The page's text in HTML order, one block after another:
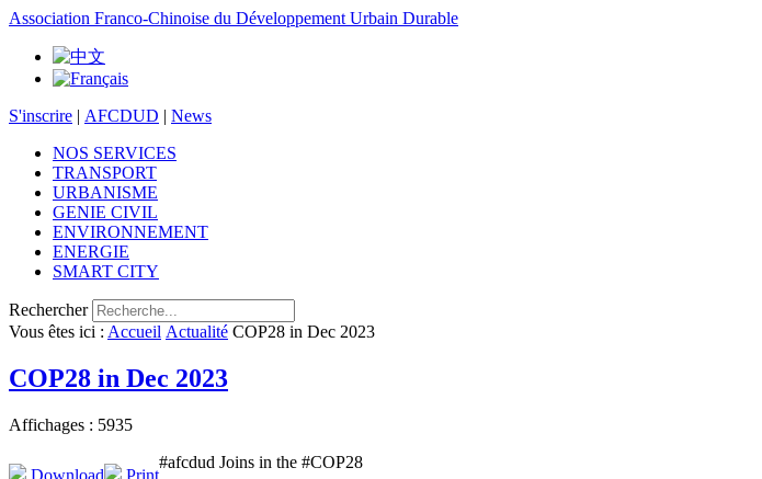
Association Franco-Chinoise du Développement Urbain Durable
S'inscrire | AFCDUD | News
NOS SERVICES
TRANSPORT
URBANISME
GENIE CIVIL
ENVIRONNEMENT
ENERGIE
SMART CITY
Rechercher
Vous êtes ici : Accueil Actualité COP28 in Dec 2023
COP28 in Dec 2023
Affichages : 5935
Print
Download
#afcdud Joins in the #COP28